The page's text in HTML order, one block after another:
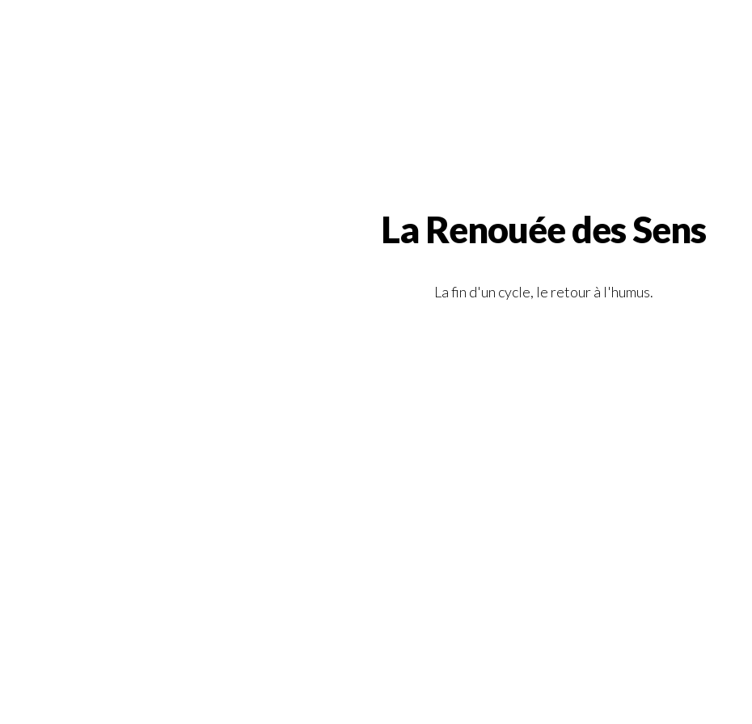
La Renouée des Sens
La fin d'un cycle, le retour à l'humus.